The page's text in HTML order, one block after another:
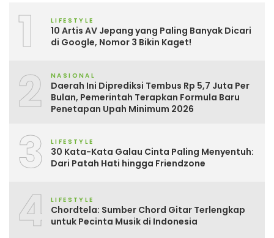
1 LIFESTYLE
10 Artis AV Jepang yang Paling Banyak Dicari
di Google, Nomor 3 Bikin Kaget!
2 NASIONAL
Daerah Ini Diprediksi Tembus Rp 5,7 Juta Per
Bulan, Pemerintah Terapkan Formula Baru
Penetapan Upah Minimum 2026
3 LIFESTYLE
30 Kata-Kata Galau Cinta Paling Menyentuh:
Dari Patah Hati hingga Friendzone
4 LIFESTYLE
Chordtela: Sumber Chord Gitar Terlengkap
untuk Pecinta Musik di Indonesia